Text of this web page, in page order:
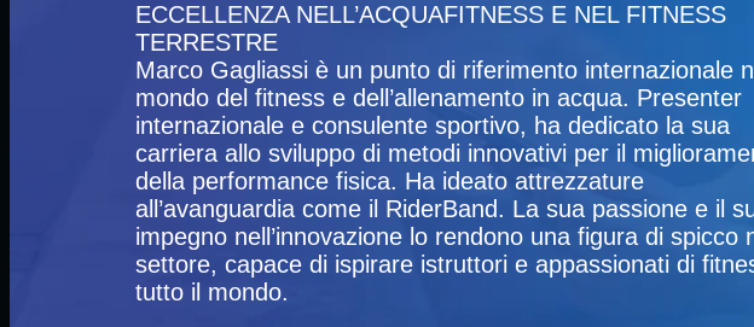
ECCELLENZA NELL’ACQUAFITNESS E NEL FITNESS
TERRESTRE
Marco Gagliassi è un punto di riferimento internazionale
mondo del fitness e dell’allenamento in acqua. Presenter
internazionale e consulente sportivo, ha dedicato la sua
carriera allo sviluppo di metodi innovativi per il
della performance fisica. Ha ideato attrezzature
all’avanguardia come il RiderBand. La sua passione e il
impegno nell’innovazione lo rendono una figura di spicco
settore, capace di ispirare istruttori e appassionati di
tutto il mondo.